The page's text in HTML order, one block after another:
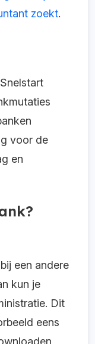
zoekt.
voor de
en
een andere
kun je
Dit
eens